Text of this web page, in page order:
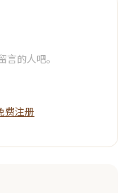
的人吧。
费注册